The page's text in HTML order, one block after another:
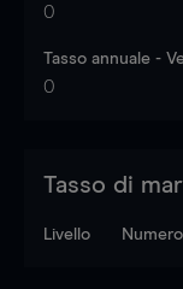
0
Tasso annuale -
0
Tasso di
Livello